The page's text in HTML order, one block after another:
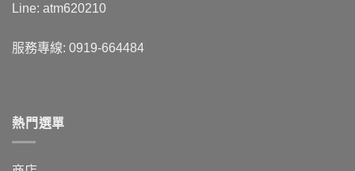
Line: atm620210
服務專線: 0919-664484
熱門選單